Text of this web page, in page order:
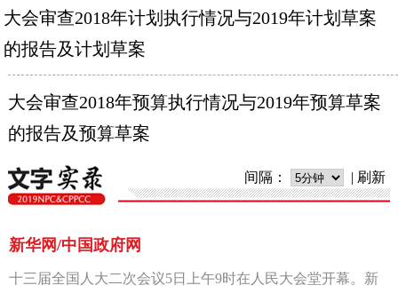
大会审查2018年计划执行情况与2019年计划草案
的报告及计划草案
大会审查2018年预算执行情况与2019年预算草案
的报告及预算草案
间隔： | 刷新